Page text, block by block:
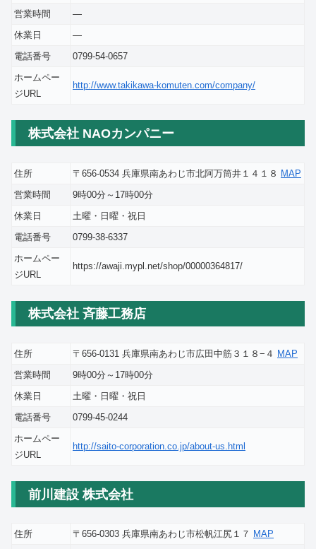
営業時間
―
休業日
―
電話番号
0799-54-0657
ホームペー
ジURL
http://www.takikawa-komuten.com/company/
株式会社 NAOカンパニー
住所 〒656-0534 兵庫県南あわじ市北阿万筒井１４１８ MAP
営業時間
9時00分～17時00分
休業日
土曜・日曜・祝日
電話番号
0799-38-6337
ホームペー
ジURL
https://awaji.mypl.net/shop/00000364817/
株式会社 斉藤工務店
住所 〒656-0131 兵庫県南あわじ市広田中筋３１８−４ MAP
営業時間
9時00分～17時00分
休業日
土曜・日曜・祝日
電話番号
0799-45-0244
ホームペー
ジURL
http://saito-corporation.co.jp/about-us.html
前川建設 株式会社
住所 〒656-0303 兵庫県南あわじ市松帆江尻１７ MAP